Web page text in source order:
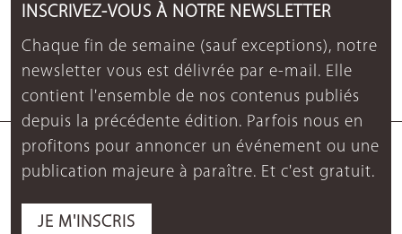
INSCRIVEZ-VOUS À NOTRE NEWSLETTER
Chaque fin de semaine (sauf exceptions), notre
newsletter vous est délivrée par e-mail. Elle
contient l'ensemble de nos contenus publiés
depuis la précédente édition. Parfois nous en
profitons pour annoncer un événement ou une
publication majeure à paraître. Et c'est gratuit.
JE M'INSCRIS